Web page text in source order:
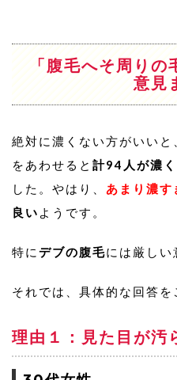
「腹毛へそ周り
意見
絶対に濃くない方がいい
をあわせると 計94人が濃
した。やはり、 あまり濃す
良い ようです。
特に デブの腹毛には厳しい
それでは、具体的な回答を
理由１：見た目が汚